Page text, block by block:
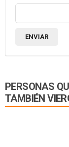
PERSONAS
TAMBIÉN